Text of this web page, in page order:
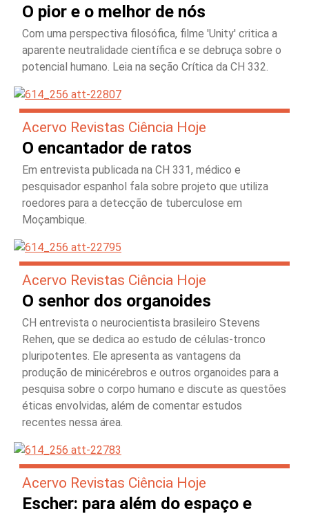
O pior e o melhor de nós
Com uma perspectiva filosófica, filme 'Unity' critica a
aparente neutralidade científica e se debruça sobre o
potencial humano. Leia na seção Crítica da CH 332.
Acervo Revistas Ciência Hoje
O encantador de ratos
Em entrevista publicada na CH 331, médico e
pesquisador espanhol fala sobre projeto que utiliza
roedores para a detecção de tuberculose em
Moçambique.
Acervo Revistas Ciência Hoje
O senhor dos organoides
CH entrevista o neurocientista brasileiro Stevens
Rehen, que se dedica ao estudo de células-tronco
pluripotentes. Ele apresenta as vantagens da
produção de minicérebros e outros organoides para a
pesquisa sobre o corpo humano e discute as questões
éticas envolvidas, além de comentar estudos
recentes nessa área.
Acervo Revistas Ciência Hoje
Escher: para além do espaço e